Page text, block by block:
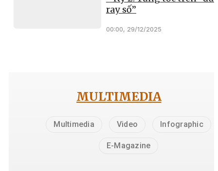
ray số”
00:00, 29/12/2025
MULTIMEDIA
Multimedia Video Infographic
E-Magazine